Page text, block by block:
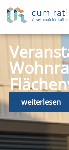
weiterlesen